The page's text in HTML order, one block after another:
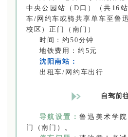
中央公园站（D口）（共16
车/网约车或骑共享单车至鲁
校区）正门（南门）
时间：约50分钟
地铁费用：约5元
沈阳南站：
出租车/网约车出行
自驾前
导航设置：鲁迅美术学
门（南门）。